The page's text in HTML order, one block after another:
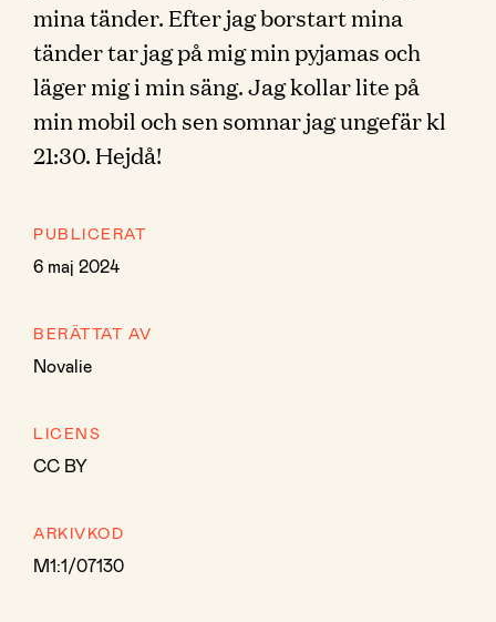
mina tänder. Efter jag borstart mina
tänder tar jag på mig min pyjamas och
läger mig i min säng. Jag kollar lite på
min mobil och sen somnar jag ungefär kl
21:30. Hejdå!
PUBLICERAT
6 maj 2024
BERÄTTAT AV
Novalie
LICENS
CC BY
ARKIVKOD
M1:1/07130